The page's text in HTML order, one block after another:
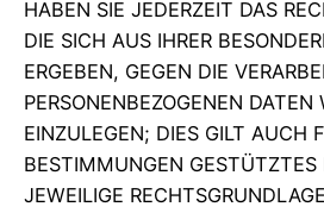
HABEN SIE JEDERZEIT DAS
DIE SICH AUS IHRER
ERGEBEN, GEGEN DIE
PERSONENBEZOGENEN DATEN
EINZULEGEN; DIES GILT AUCH
BESTIMMUNGEN GESTÜTZTES
JEWEILIGE